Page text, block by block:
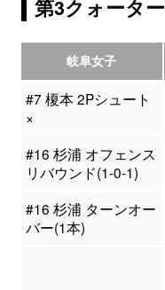
第3クォーター
岐阜女子
#7 榎本 2Pシュート
×
#16 杉浦 オフェンス
リバウンド(1-0-1)
#16 杉浦 ターンオー
バー(1本)